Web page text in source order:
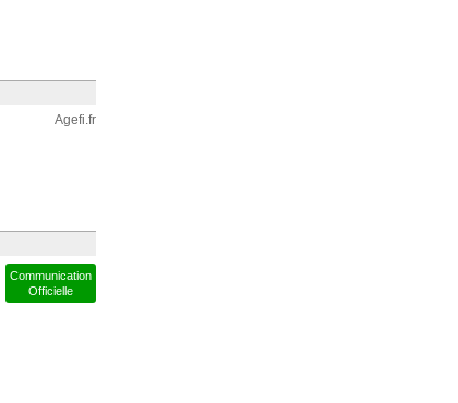
Agefi.fr
Communication
Officielle